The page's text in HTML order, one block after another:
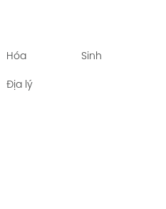
Hóa Sinh
Địa lý